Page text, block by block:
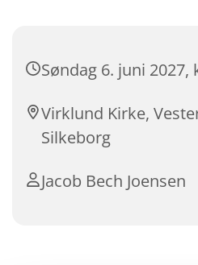
Søndag 6. juni 2027,
Virklund Kirke,
Silkeborg
Jacob Bech Joensen